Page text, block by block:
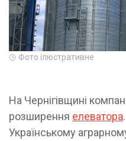
Фото ілюстративне
На Чернігівщині
розширення елеватора
Українському